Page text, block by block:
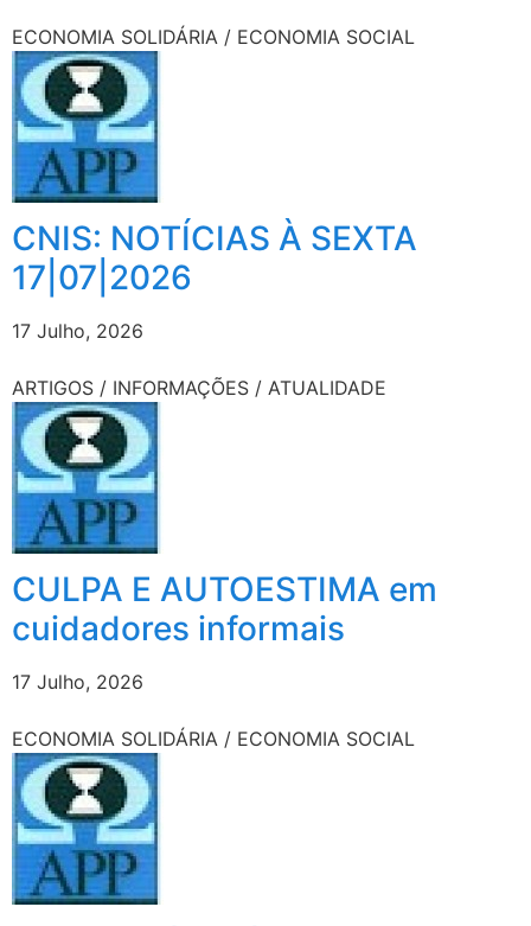
ECONOMIA SOLIDÁRIA / ECONOMIA SOCIAL
CNIS: NOTÍCIAS À SEXTA
17|07|2026
17 Julho, 2026
ARTIGOS / INFORMAÇÕES / ATUALIDADE
CULPA E AUTOESTIMA em
cuidadores informais
17 Julho, 2026
ECONOMIA SOLIDÁRIA / ECONOMIA SOCIAL